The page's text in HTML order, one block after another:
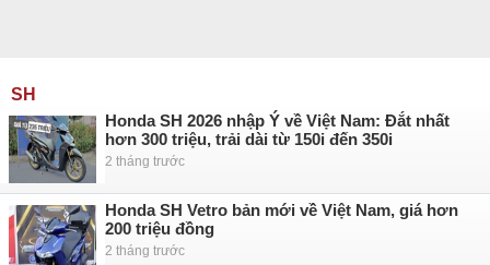
SH
Honda SH 2026 nhập Ý về Việt Nam: Đắt nhất
hơn 300 triệu, trải dài từ 150i đến 350i
2 tháng trước
Honda SH Vetro bản mới về Việt Nam, giá hơn
200 triệu đồng
2 tháng trước